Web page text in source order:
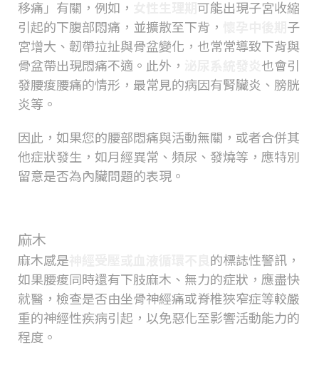
移痛」有關，例如，
可能出現子宮收縮
引起的下腹部悶痛，並擴散至下背，
子
宮增大、韌帶拉扯與骨盆變化，也常常導致下背與
骨盆帶出現悶痛不適。此外，
也會引
發腰痠腰痛的情形，最常見的病因有腎臟炎、膀胱
炎等。
因此，如果您的腰部悶痛與活動無關，或者合併其
他症狀發生，如月經異常、頻尿、發燒等，應特別
留意是否為內臟問題的表現。
麻木
麻木感是
的標誌性警訊，
如果腰痠同時還有下肢麻木、無力的症狀，應盡快
就醫，檢查是否由坐骨神經痛或脊椎狹窄症等較嚴
重的神經性疾病引起，以免惡化至影響活動能力的
程度。